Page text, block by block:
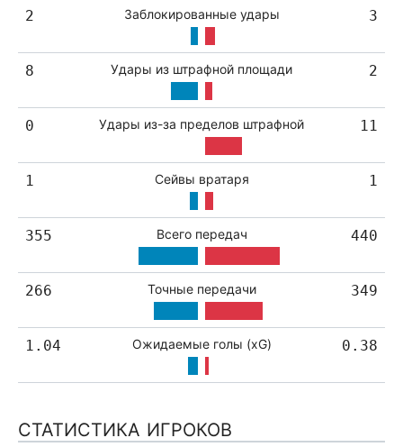
2 Заблокированные удары 3
8 Удары из штрафной площади 2
0 Удары из-за пределов штрафной 11
1 Сейвы вратаря 1
355 Всего передач 440
266 Точные передачи 349
1.04 Ожидаемые голы (xG) 0.38
СТАТИСТИКА ИГРОКОВ